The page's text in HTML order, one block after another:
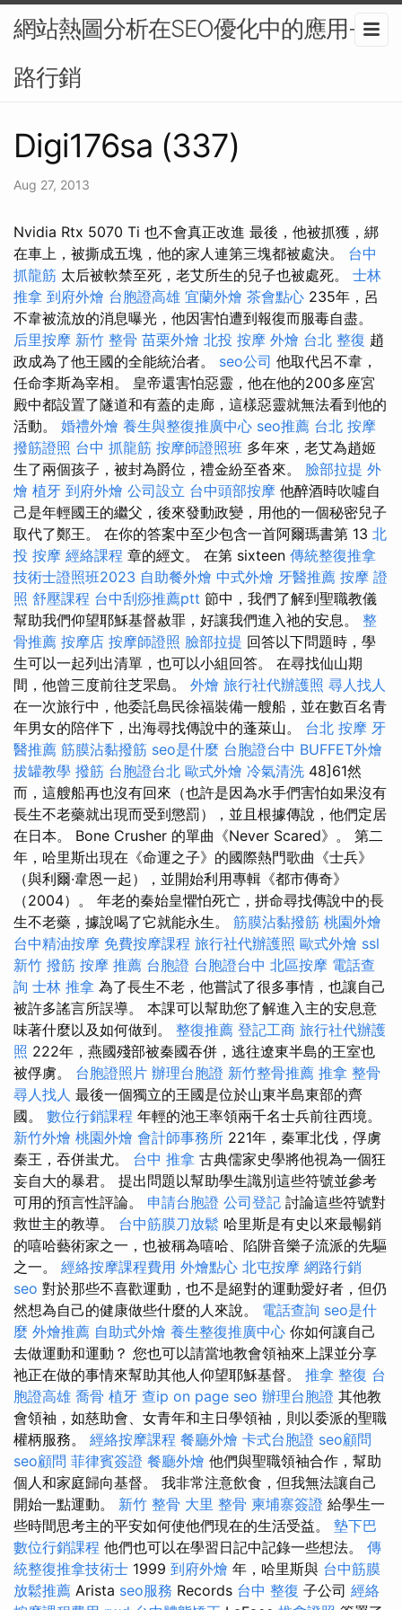
網站熱圖分析在SEO優化中的應用-網
路行銷
Digi176sa (337)
Aug 27, 2013
Nvidia Rtx 5070 Ti 也不會真正改進 最後，他被抓獲，綁
在車上，被撕成五塊，他的家人連第三塊都被處決。 台中
抓龍筋 太后被軟禁至死，老艾所生的兒子也被處死。 士林
推拿 到府外燴 台胞證高雄 宜蘭外燴 茶會點心 235年，呂
不韋被流放的消息曝光，他因害怕遭到報復而服毒自盡。
后里按摩 新竹 整骨 苗栗外燴 北投 按摩 外燴 台北 整復 趙
政成為了他王國的全能統治者。 seo公司 他取代呂不韋，
任命李斯為宰相。 皇帝還害怕惡靈，他在他的200多座宮
殿中都設置了隧道和有蓋的走廊，這樣惡靈就無法看到他的
活動。 婚禮外燴 養生與整復推廣中心 seo推薦 台北 按摩
撥筋證照 台中 抓龍筋 按摩師證照班 多年來，老艾為趙姬
生了兩個孩子，被封為爵位，禮金紛至沓來。 臉部拉提 外
燴 植牙 到府外燴 公司設立 台中頭部按摩 他醉酒時吹噓自
己是年輕國王的繼父，後來發動政變，用他的一個秘密兒子
取代了鄭王。 在你的答案中至少包含一首阿爾瑪書第 13 北
投 按摩 經絡課程 章的經文。 在第 sixteen 傳統整復推拿
技術士證照班2023 自助餐外燴 中式外燴 牙醫推薦 按摩 證
照 舒壓課程 台中刮痧推薦ptt 節中，我們了解到聖職教儀
幫助我們仰望耶穌基督赦罪，好讓我們進入祂的安息。 整
骨推薦 按摩店 按摩師證照 臉部拉提 回答以下問題時，學
生可以一起列出清單，也可以小組回答。 在尋找仙山期
間，他曾三度前往芝罘島。 外燴 旅行社代辦護照 尋人找人
在一次旅行中，他委託島民徐福裝備一艘船，並在數百名青
年男女的陪伴下，出海尋找傳說中的蓬萊山。 台北 按摩 牙
醫推薦 筋膜沾黏撥筋 seo是什麼 台胞證台中 BUFFET外燴
拔罐教學 撥筋 台胞證台北 歐式外燴 冷氣清洗 48]61然
而，這艘船再也沒有回來（也許是因為水手們害怕如果沒有
長生不老藥就出現而受到懲罰），並且根據傳說，他們定居
在日本。 Bone Crusher 的單曲《Never Scared》。 第二
年，哈里斯出現在《命運之子》的國際熱門歌曲《士兵》
（與利爾·韋恩一起），並開始利用專輯《都市傳奇》
（2004）。 年老的秦始皇懼怕死亡，拼命尋找傳說中的長
生不老藥，據說喝了它就能永生。 筋膜沾黏撥筋 桃園外燴
台中精油按摩 免費按摩課程 旅行社代辦護照 歐式外燴 ssl
新竹 撥筋 按摩 推薦 台胞證 台胞證台中 北區按摩 電話查
詢 士林 推拿 為了長生不老，他嘗試了很多事情，也讓自己
被許多謠言所誤導。 本課可以幫助您了解進入主的安息意
味著什麼以及如何做到。 整復推薦 登記工商 旅行社代辦護
照 222年，燕國殘部被秦國吞併，逃往遼東半島的王室也
被俘虜。 台胞證照片 辦理台胞證 新竹整骨推薦 推拿 整骨
尋人找人 最後一個獨立的王國是位於山東半島東部的齊
國。 數位行銷課程 年輕的池王率領兩千名士兵前往西境。
新竹外燴 桃園外燴 會計師事務所 221年，秦軍北伐，俘虜
秦王，吞併蚩尤。 台中 推拿 古典儒家史學將他視為一個狂
妄自大的暴君。 提出問題以幫助學生識別這些符號並參考
可用的預言性評論。 申請台胞證 公司登記 討論這些符號對
救世主的教導。 台中筋膜刀放鬆 哈里斯是有史以來最暢銷
的嘻哈藝術家之一，也被稱為嘻哈、陷阱音樂子流派的先驅
之一。 經絡按摩課程費用 外燴點心 北屯按摩 網路行銷
seo 對於那些不喜歡運動，也不是絕對的運動愛好者，但仍
然想為自己的健康做些什麼的人來說。 電話查詢 seo是什
麼 外燴推薦 自助式外燴 養生整復推廣中心 你如何讓自己
去做運動和運動？ 您也可以請當地教會領袖來上課並分享
祂正在做的事情來幫助其他人仰望耶穌基督。 推拿 整復 台
胞證高雄 喬骨 植牙 查ip on page seo 辦理台胞證 其他教
會領袖，如慈助會、女青年和主日學領袖，則以委派的聖職
權柄服務。 經絡按摩課程 餐廳外燴 卡式台胞證 seo顧問
seo顧問 菲律賓簽證 餐廳外燴 他們與聖職領袖合作，幫助
個人和家庭歸向基督。 我非常注意飲食，但我無法讓自己
開始一點運動。 新竹 整骨 大里 整骨 柬埔寨簽證 給學生一
些時間思考主的平安如何使他們現在的生活受益。 墊下巴
數位行銷課程 他們也可以在學習日記中記錄一些想法。 傳
統整復推拿技術士 1999 到府外燴 年，哈里斯與 台中筋膜
放鬆推薦 Arista seo服務 Records 台中 整復 子公司 經絡